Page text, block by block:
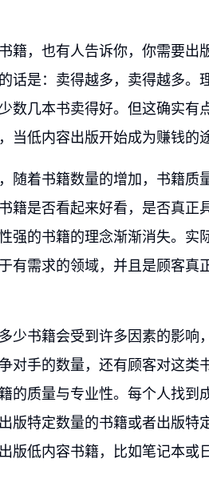
籍，也有人告诉你，你需要出
话是：卖得越多，卖得越多。
数几本书卖得好。但这确实有
当低内容出版开始成为赚钱的
随着书籍数量的增加，书籍质
籍是否看起来好看，是否真正
强的书籍的理念渐渐消失。实
有需求的领域，并且是顾客真
少书籍会受到许多因素的影响
对手的数量，还有顾客对这类
的质量与专业性。每个人找到
版特定数量的书籍或者出版特
版低内容书籍，比如笔记本或